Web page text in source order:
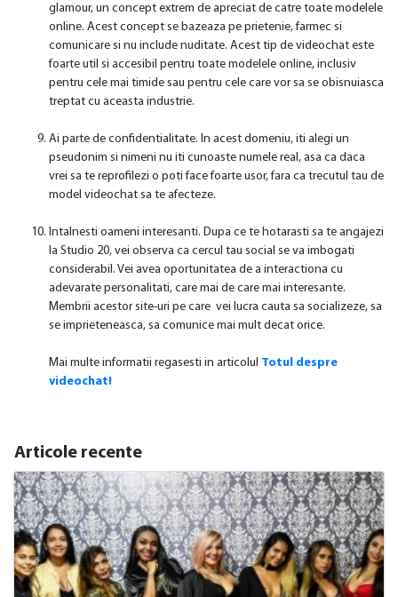
glamour, un concept extrem de apreciat de catre toate modelele
online. Acest concept se bazeaza pe prietenie, farmec si
comunicare si nu include nuditate. Acest tip de videochat este
foarte util si accesibil pentru toate modelele online, inclusiv
pentru cele mai timide sau pentru cele care vor sa se obisnuiasca
treptat cu aceasta industrie.
Ai parte de confidentialitate. In acest domeniu, iti alegi un
pseudonim si nimeni nu iti cunoaste numele real, asa ca daca
vrei sa te reprofilezi o poti face foarte usor, fara ca trecutul tau de
model videochat sa te afecteze.
Intalnesti oameni interesanti. Dupa ce te hotarasti sa te angajezi
la Studio 20, vei observa ca cercul tau social se va imbogati
considerabil. Vei avea oportunitatea de a interactiona cu
adevarate personalitati, care mai de care mai interesante.
Membrii acestor site-uri pe care vei lucra cauta sa socializeze, sa
se imprieteneasca, sa comunice mai mult decat orice.
Mai multe informatii regasesti in articolul Totul despre
videochat!
Articole recente